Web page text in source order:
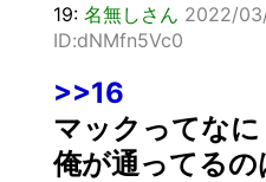
19: 名無しさん 2022/
ID:dNMfn5Vc0
>>16
マックってなに
俺が通ってる